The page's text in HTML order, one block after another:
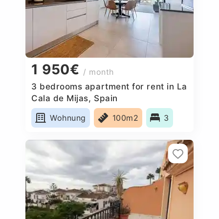
1 950€ / month
3 bedrooms apartment for rent in La
Cala de Mijas, Spain
Wohnung
100m2 3